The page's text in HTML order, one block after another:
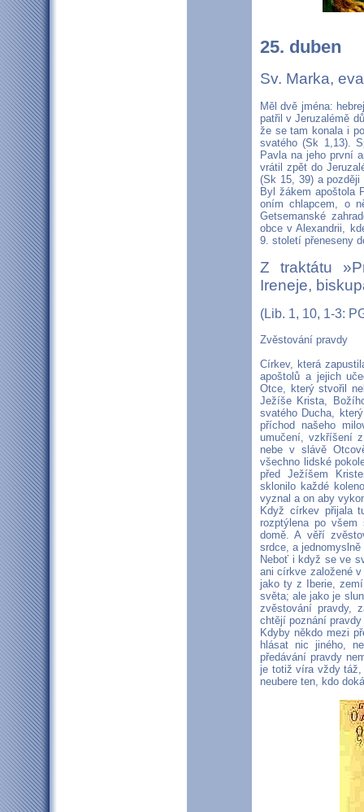
25. duben
Sv. Marka,
Měl dvě jména:
patřil v Jeruzalémě
že se tam konala i
svatého (Sk 1,13).
Pavla na jeho první
vrátil zpět do
(Sk 15, 39) a
Byl žákem apoštola
oním chlapcem, o
Getsemanské
obce v Alexandrii,
9. století přeneseny
Z traktátu
Ireneje,
(Lib. 1, 10, 1-3:
Zvěstování pravdy
Církev, která
apoštolů a jejich
Otce, který stvořil
Ježíše Krista,
svatého Ducha,
příchod našeho
umučení, vzkříšení
nebe v slávě
všechno lidské
před Ježíšem
sklonilo každé
vyznal a on aby
Když církev přijala
rozptýlena po
domě. A věří
srdce, a
Neboť i když se ve
ani církve založené
jako ty z Iberie,
světa; ale jako je
zvěstování pravdy,
chtějí poznání
Kdyby někdo mezi
hlásat nic jiného,
předávání pravdy
je totiž víra vždy
neubere ten, kdo